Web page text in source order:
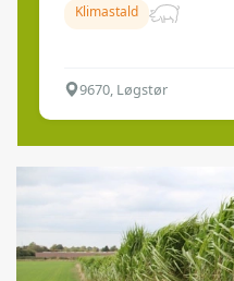
Klimastald
9670, Løgstør